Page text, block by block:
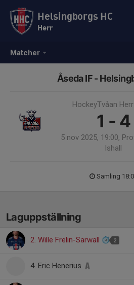
Matcher
Helsingborgs HC
Herr
Åseda IF -
HockeyTvåan
1 - 4
5 nov 2025, 19:00,
Ishall
Samling
Laguppställning
2. Wille Frelin-Sarwall 2
4. Eric Henerius